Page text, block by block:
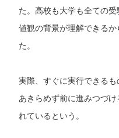
た。高校も大学も全ての
値観の背景が理解できる
た。
実際、すぐに実行できる
あきらめず前に進みつづ
れているという。